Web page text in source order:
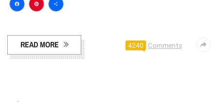
Facebook
Pinterest
Compartir
READ MORE 4240 Comments